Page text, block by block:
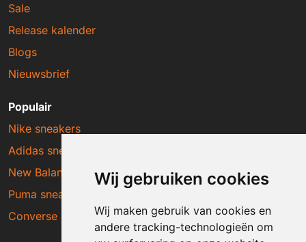
Wij gebruiken cookies
Wij maken gebruik van cookies en
andere tracking-technologieën om
Sale
Release kalender
Blogs
Nieuwsbrief
Populair
Nike sneakers
Adidas sneakers
New Balance sneakers
Puma sneakers
Converse sneakers